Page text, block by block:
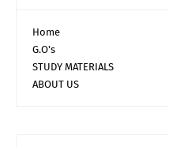
Home
G.O's
STUDY MATERIALS
ABOUT US